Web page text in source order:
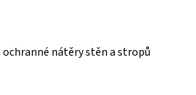
nátěry stěn a stropů